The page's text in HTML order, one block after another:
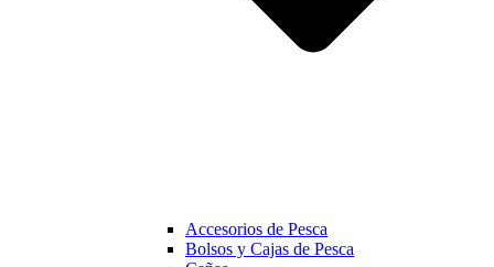
Accesorios de Pesca
Bolsos y Cajas de Pesca